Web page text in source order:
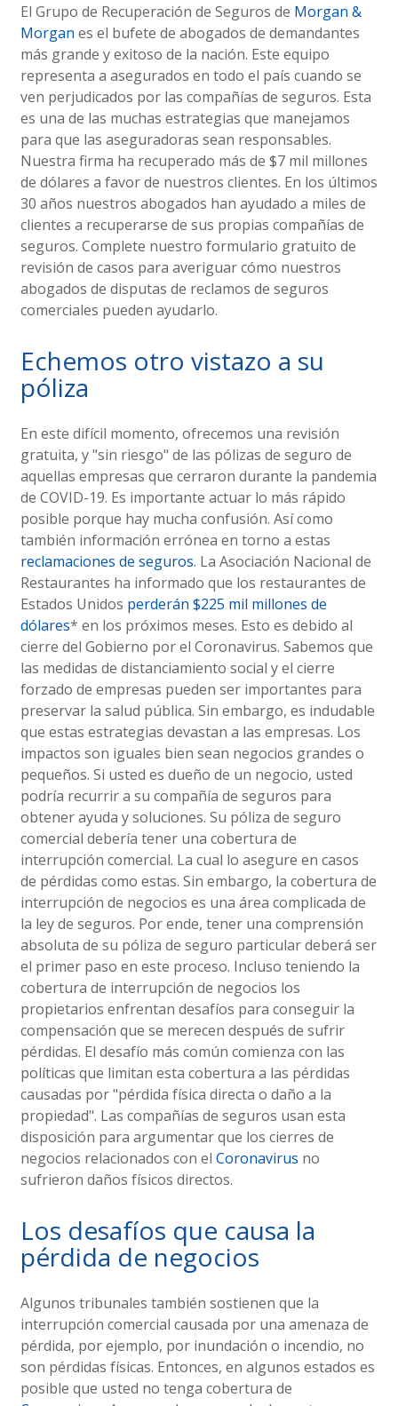
El Grupo de Recuperación de Seguros de Morgan &
Morgan es el bufete de abogados de demandantes
más grande y exitoso de la nación. Este equipo
representa a asegurados en todo el país cuando se
ven perjudicados por las compañías de seguros. Esta
es una de las muchas estrategias que manejamos
para que las aseguradoras sean responsables.
Nuestra firma ha recuperado más de $7 mil millones
de dólares a favor de nuestros clientes. En los últimos
30 años nuestros abogados han ayudado a miles de
clientes a recuperarse de sus propias compañías de
seguros. Complete nuestro formulario gratuito de
revisión de casos para averiguar cómo nuestros
abogados de disputas de reclamos de seguros
comerciales pueden ayudarlo.
Echemos otro vistazo a su
póliza
En este difícil momento, ofrecemos una revisión
gratuita, y "sin riesgo" de las pólizas de seguro de
aquellas empresas que cerraron durante la pandemia
de COVID-19. Es importante actuar lo más rápido
posible porque hay mucha confusión. Así como
también información errónea en torno a estas
reclamaciones de seguros. La Asociación Nacional de
Restaurantes ha informado que los restaurantes de
Estados Unidos perderán $225 mil millones de
dólares* en los próximos meses. Esto es debido al
cierre del Gobierno por el Coronavirus. Sabemos que
las medidas de distanciamiento social y el cierre
forzado de empresas pueden ser importantes para
preservar la salud pública. Sin embargo, es indudable
que estas estrategias devastan a las empresas. Los
impactos son iguales bien sean negocios grandes o
pequeños. Si usted es dueño de un negocio, usted
podría recurrir a su compañía de seguros para
obtener ayuda y soluciones. Su póliza de seguro
comercial debería tener una cobertura de
interrupción comercial. La cual lo asegure en casos
de pérdidas como estas. Sin embargo, la cobertura de
interrupción de negocios es una área complicada de
la ley de seguros. Por ende, tener una comprensión
absoluta de su póliza de seguro particular deberá ser
el primer paso en este proceso. Incluso teniendo la
cobertura de interrupción de negocios los
propietarios enfrentan desafíos para conseguir la
compensación que se merecen después de sufrir
pérdidas. El desafío más común comienza con las
políticas que limitan esta cobertura a las pérdidas
causadas por "pérdida física directa o daño a la
propiedad". Las compañías de seguros usan esta
disposición para argumentar que los cierres de
negocios relacionados con el Coronavirus no
sufrieron daños físicos directos.
Los desafíos que causa la
pérdida de negocios
Algunos tribunales también sostienen que la
interrupción comercial causada por una amenaza de
pérdida, por ejemplo, por inundación o incendio, no
son pérdidas físicas. Entonces, en algunos estados es
posible que usted no tenga cobertura de